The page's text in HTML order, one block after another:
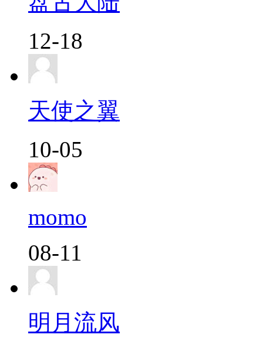
12-18
天使之翼
10-05
momo
08-11
明月流风